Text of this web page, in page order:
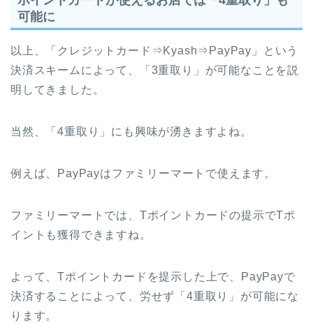
可能に
以上、「クレジットカード⇒Kyash⇒PayPay」という
決済スキームによって、「3重取り」が可能なことを説
明してきました。
当然、「4重取り」にも興味が湧きますよね。
例えば、PayPayはファミリーマートで使えます。
ファミリーマートでは、Tポイントカードの提示でTポ
イントも獲得できますね。
よって、Tポイントカードを提示した上で、PayPayで
決済することによって、労せず「4重取り」が可能にな
ります。